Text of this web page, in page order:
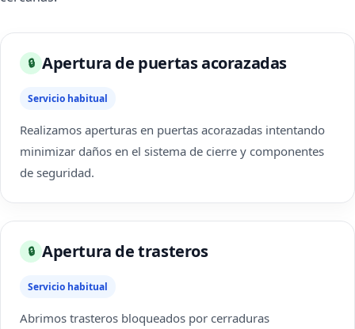
🔒 Apertura de puertas acorazadas
Servicio habitual
Realizamos aperturas en puertas acorazadas intentando
minimizar daños en el sistema de cierre y componentes
de seguridad.
🔒 Apertura de trasteros
Servicio habitual
Abrimos trasteros bloqueados por cerraduras